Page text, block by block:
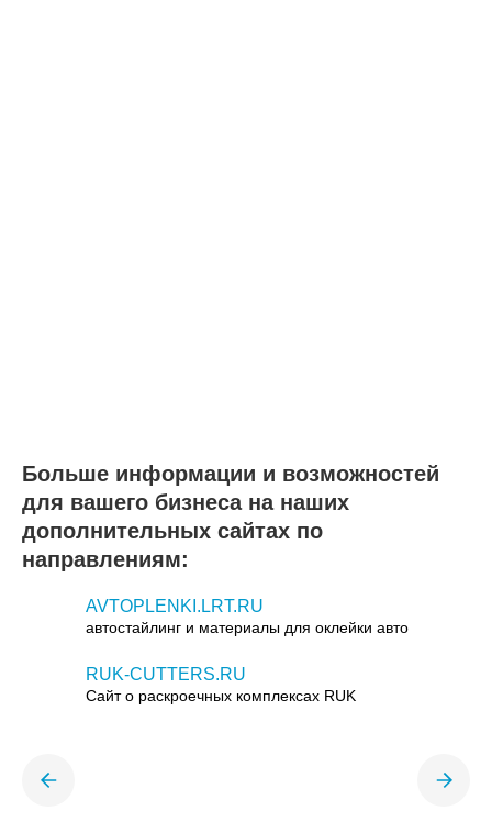
Больше информации и возможностей
для вашего бизнеса на наших
дополнительных сайтах по
направлениям:
AVTOPLENKI.LRT.RU
автостайлинг и материалы для оклейки авто
RUK-CUTTERS.RU
Сайт о раскроечных комплексах RUK